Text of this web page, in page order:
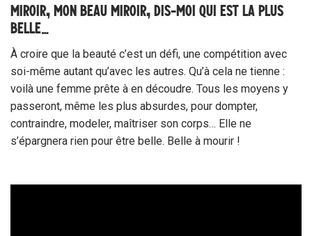
MIROIR, MON BEAU MIROIR, DIS-MOI QUI EST LA PLUS
BELLE…
À croire que la beauté c’est un défi, une compétition avec
soi-même autant qu’avec les autres. Qu’à cela ne tienne :
voilà une femme prête à en découdre. Tous les moyens y
passeront, même les plus absurdes, pour dompter,
contraindre, modeler, maîtriser son corps… Elle ne
s’épargnera rien pour être belle. Belle à mourir !